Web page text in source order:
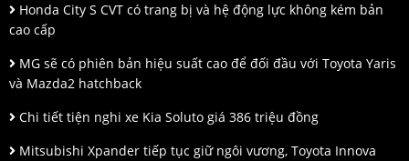
Honda City S CVT có trang bị và hệ động lực không kém bản
cao cấp
MG sẽ có phiên bản hiệu suất cao để đối đầu với Toyota Yaris
và Mazda2 hatchback
Chi tiết tiện nghi xe Kia Soluto giá 386 triệu đồng
Mitsubishi Xpander tiếp tục giữ ngôi vương, Toyota Innova